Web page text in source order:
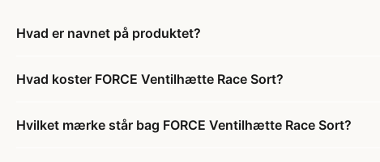
Hvad er navnet på produktet?
Hvad koster FORCE Ventilhætte Race Sort?
Hvilket mærke står bag FORCE Ventilhætte Race Sort?